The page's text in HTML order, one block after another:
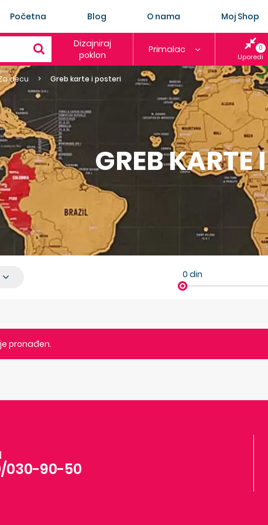
Početna Blog O nama Moj Shop
Dizajniraj
poklon
Primalac 0
Uporedi
decu Greb karte i posteri
GREB KARTE
0 din
pronađen.
030-90-50